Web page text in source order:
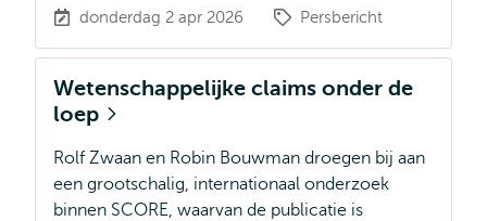
donderdag 2 apr 2026 Persbericht
Wetenschappelijke claims onder de
loep
Rolf Zwaan en Robin Bouwman droegen bij aan
een grootschalig, internationaal onderzoek
binnen SCORE, waarvan de publicatie is